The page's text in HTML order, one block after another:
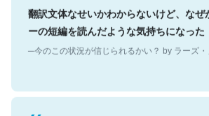
翻訳文体なせいかわからないけど、なぜ
ーの短編を読んだような気持ちになった